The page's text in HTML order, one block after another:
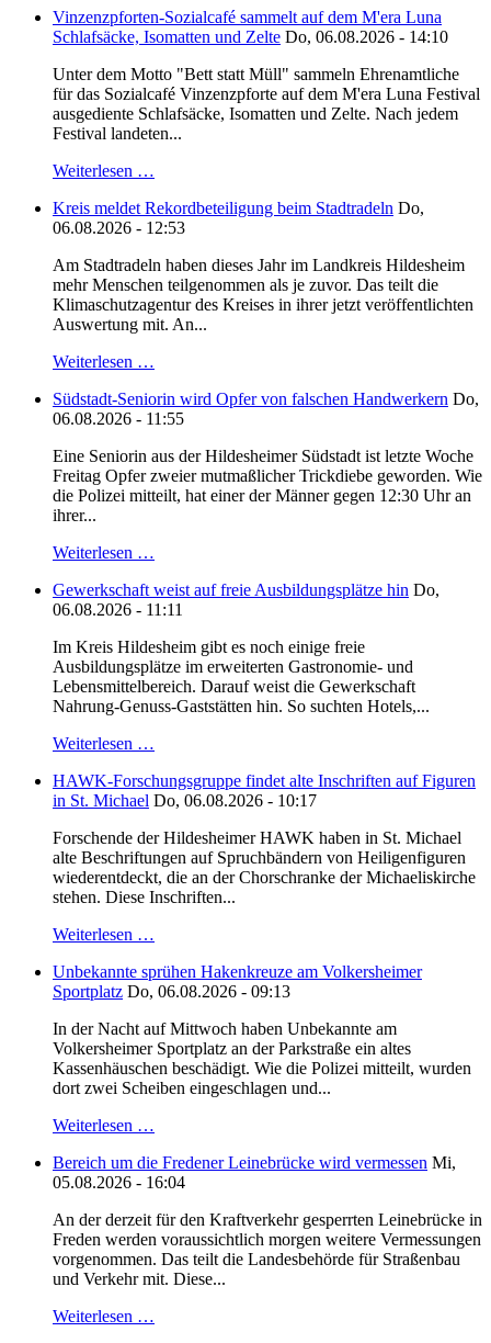
Vinzenzpforten-Sozialcafé sammelt auf dem M'era Luna
Schlafsäcke, Isomatten und Zelte Do, 06.08.2026 - 14:10
Unter dem Motto "Bett statt Müll" sammeln Ehrenamtliche
für das Sozialcafé Vinzenzpforte auf dem M'era Luna Festival
ausgediente Schlafsäcke, Isomatten und Zelte. Nach jedem
Festival landeten...
Weiterlesen …
Kreis meldet Rekordbeteiligung beim Stadtradeln Do,
06.08.2026 - 12:53
Am Stadtradeln haben dieses Jahr im Landkreis Hildesheim
mehr Menschen teilgenommen als je zuvor. Das teilt die
Klimaschutzagentur des Kreises in ihrer jetzt veröffentlichten
Auswertung mit. An...
Weiterlesen …
Südstadt-Seniorin wird Opfer von falschen Handwerkern Do,
06.08.2026 - 11:55
Eine Seniorin aus der Hildesheimer Südstadt ist letzte Woche
Freitag Opfer zweier mutmaßlicher Trickdiebe geworden. Wie
die Polizei mitteilt, hat einer der Männer gegen 12:30 Uhr an
ihrer...
Weiterlesen …
Gewerkschaft weist auf freie Ausbildungsplätze hin Do,
06.08.2026 - 11:11
Im Kreis Hildesheim gibt es noch einige freie
Ausbildungsplätze im erweiterten Gastronomie- und
Lebensmittelbereich. Darauf weist die Gewerkschaft
Nahrung-Genuss-Gaststätten hin. So suchten Hotels,...
Weiterlesen …
HAWK-Forschungsgruppe findet alte Inschriften auf Figuren
in St. Michael Do, 06.08.2026 - 10:17
Forschende der Hildesheimer HAWK haben in St. Michael
alte Beschriftungen auf Spruchbändern von Heiligenfiguren
wiederentdeckt, die an der Chorschranke der Michaeliskirche
stehen. Diese Inschriften...
Weiterlesen …
Unbekannte sprühen Hakenkreuze am Volkersheimer
Sportplatz Do, 06.08.2026 - 09:13
In der Nacht auf Mittwoch haben Unbekannte am
Volkersheimer Sportplatz an der Parkstraße ein altes
Kassenhäuschen beschädigt. Wie die Polizei mitteilt, wurden
dort zwei Scheiben eingeschlagen und...
Weiterlesen …
Bereich um die Fredener Leinebrücke wird vermessen Mi,
05.08.2026 - 16:04
An der derzeit für den Kraftverkehr gesperrten Leinebrücke in
Freden werden voraussichtlich morgen weitere Vermessungen
vorgenommen. Das teilt die Landesbehörde für Straßenbau
und Verkehr mit. Diese...
Weiterlesen …